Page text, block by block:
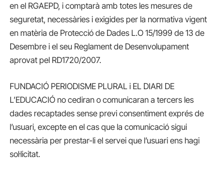
en el RGAEPD, i comptarà amb totes les mesures de
seguretat, necessàries i exigides per la normativa vigent
en matèria de Protecció de Dades L.O 15/1999 de 13 de
Desembre i el seu Reglament de Desenvolupament
aprovat pel RD1720/2007.
FUNDACIÓ PERIODISME PLURAL i EL DIARI DE
L’EDUCACIÓ no cediran o comunicaran a tercers les
dades recaptades sense previ consentiment exprés de
l’usuari, excepte en el cas que la comunicació sigui
necessària per prestar-li el servei que l’usuari ens hagi
sol·licitat.